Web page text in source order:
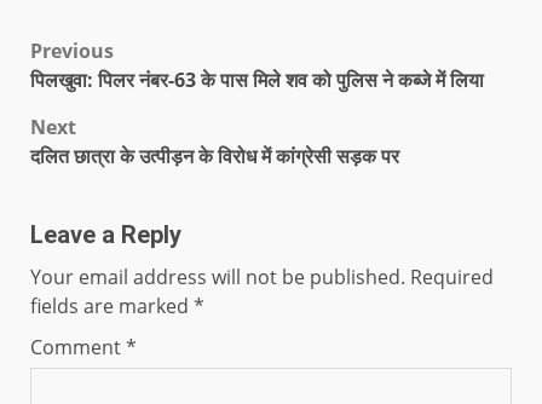
Previous
पिलखुवा: पिलर नंबर-63 के पास मिले शव को पुलिस ने कब्जे में लिया
Next
दलित छात्रा के उत्पीड़न के विरोध में कांग्रेसी सड़क पर
Leave a Reply
Your email address will not be published. Required
fields are marked *
Comment*